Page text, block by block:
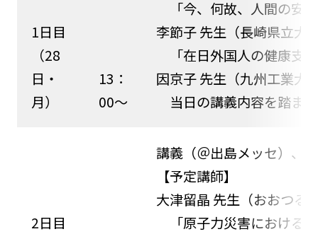
1日目
（28
日・
月）
13：
00～
「今、何故、人間の安
李節子 先生（長崎県立大
「在日外国人の健康支
因京子 先生（九州工業大
当日の講義内容を踏ま
2日目
講義（＠出島メッセ）、
【予定講師】
大津留晶 先生（おおつる
「原子力災害における